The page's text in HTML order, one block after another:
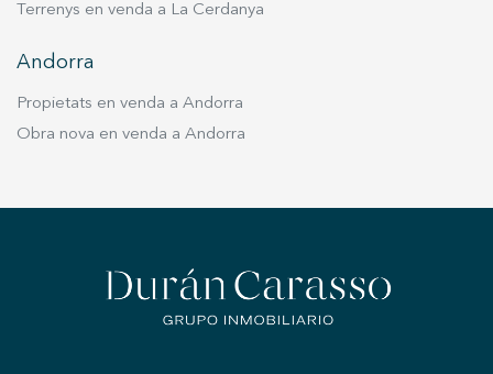
Terrenys en venda a La Cerdanya
Andorra
Propietats en venda a Andorra
Obra nova en venda a Andorra